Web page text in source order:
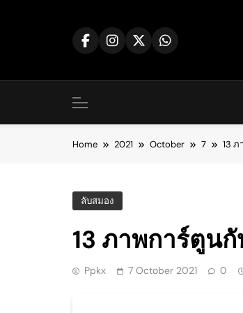
Home 2021 October 7 13
ลับสมอง
13 ภาพการ์ตูน
Ppkx 7 October 2021 0